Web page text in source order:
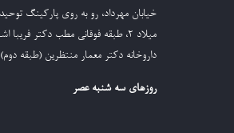
خیابان مهرداد، رو به روی پارکینگ
میلاد ٢، طبقه فوقانی مطب دکتر فریبا
داروخانه دکتر معمار منتظرین (طبقه دوم)
روزهای سه شنبه عصر